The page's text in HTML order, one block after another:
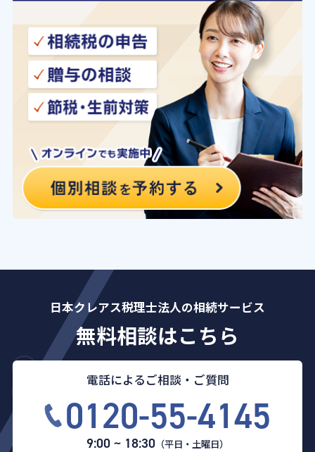
日本クレアス税理士法人の相続サービス
無料相談はこちら
電話によるご相談・ご質問
0120-55-4145
9:00 ~ 18:30 （平日・土曜日）